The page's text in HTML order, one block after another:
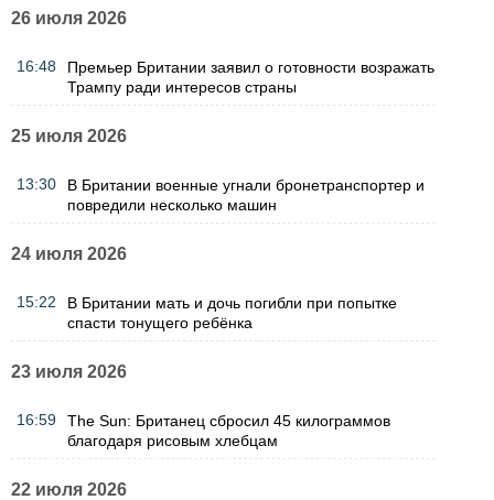
26 июля 2026
16:48
Премьер Британии заявил о готовности возражать
Трампу ради интересов страны
25 июля 2026
13:30
В Британии военные угнали бронетранспортер и
повредили несколько машин
24 июля 2026
15:22
В Британии мать и дочь погибли при попытке
спасти тонущего ребёнка
23 июля 2026
16:59
The Sun: Британец сбросил 45 килограммов
благодаря рисовым хлебцам
22 июля 2026